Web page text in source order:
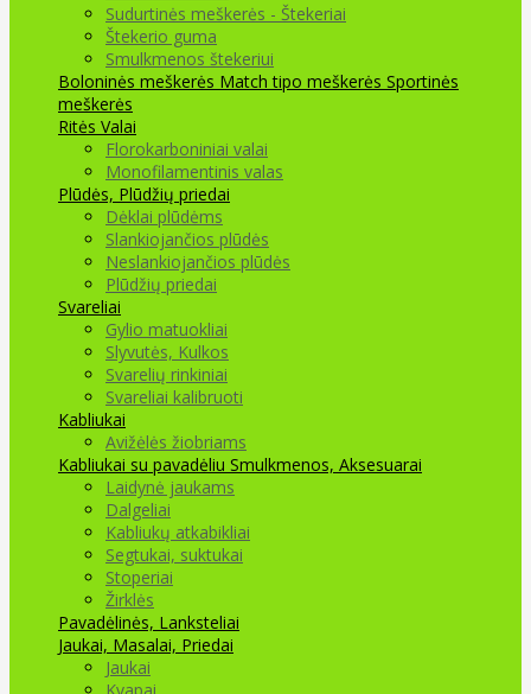
Sudurtinės meškerės - Štekeriai
Štekerio guma
Smulkmenos štekeriui
Boloninės meškerės Match tipo meškerės Sportinės
meškerės
Ritės Valai
Florokarboniniai valai
Monofilamentinis valas
Plūdės, Plūdžių priedai
Dėklai plūdėms
Slankiojančios plūdės
Neslankiojančios plūdės
Plūdžių priedai
Svareliai
Gylio matuokliai
Slyvutės, Kulkos
Svarelių rinkiniai
Svareliai kalibruoti
Kabliukai
Avižėlės žiobriams
Kabliukai su pavadėliu Smulkmenos, Aksesuarai
Laidynė jaukams
Dalgeliai
Kabliukų atkabikliai
Segtukai, suktukai
Stoperiai
Žirklės
Pavadėlinės, Lanksteliai
Jaukai, Masalai, Priedai
Jaukai
Kvapai